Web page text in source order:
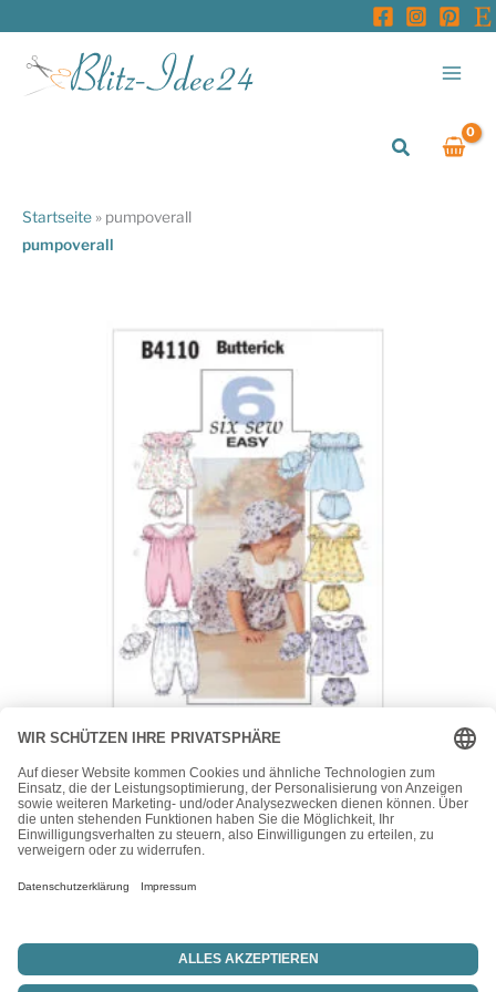
springen
Suchen
Startseite » pumpoverall
pumpoverall
Butterick
Butterick Schnittmuster – Baby Fashion – B4110 –
Kombination – Kleid, Höschen, Hut, Overall
15,50€